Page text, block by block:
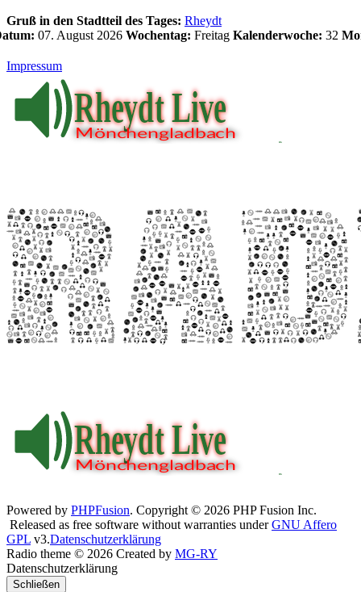
Gruß in den Stadtteil des Tages: Rheydt
07. August 2026 Wochentag: Freitag Kalenderwoche: 32
Impressum
Powered by PHPFusion. Copyright © 2026 PHP Fusion Inc.
Released as free software without warranties underGNU Affero
GPL v3.Datenschutzerklärung
Radio theme © 2026 Created by MG-RY
Datenschutzerklärung
Schließen